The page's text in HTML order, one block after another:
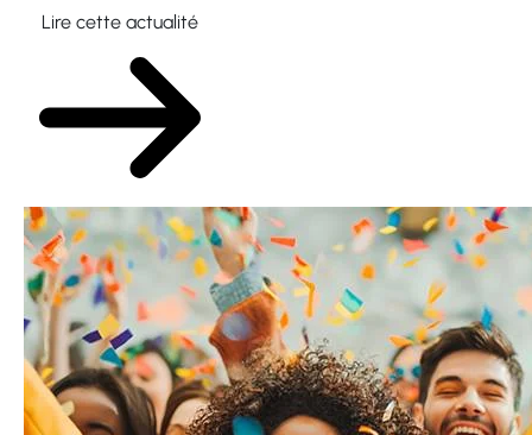
Lire cette actualité